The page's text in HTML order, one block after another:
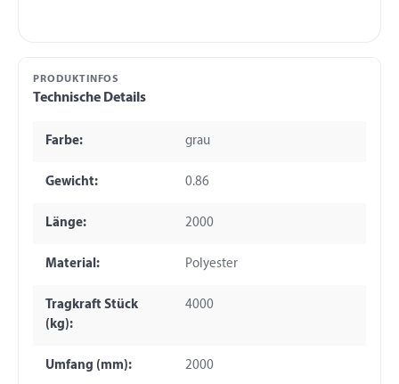
PRODUKTINFOS
Technische Details
Farbe: grau
Gewicht: 0.86
Länge: 2000
Material: Polyester
Tragkraft Stück
(kg):
4000
Umfang (mm): 2000